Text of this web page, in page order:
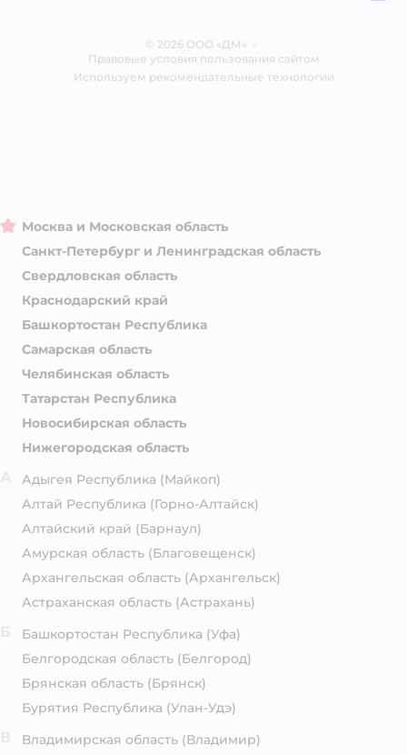
Блог
© 2026 ООО «ДМ» •
Правовые условия пользования сайтом
Используем рекомендательные технологии
Москва и Московская область
Санкт-Петербург и Ленинградская область
Свердловская область
Краснодарский край
Башкортостан Республика
Самарская область
Челябинская область
Татарстан Республика
Новосибирская область
Нижегородская область
Адыгея Республика (Майкоп)
Алтай Республика (Горно-Алтайск)
Алтайский край (Барнаул)
Амурская область (Благовещенск)
Архангельская область (Архангельск)
Астраханская область (Астрахань)
Башкортостан Республика (Уфа)
Белгородская область (Белгород)
Брянская область (Брянск)
Бурятия Республика (Улан-Удэ)
Владимирская область (Владимир)